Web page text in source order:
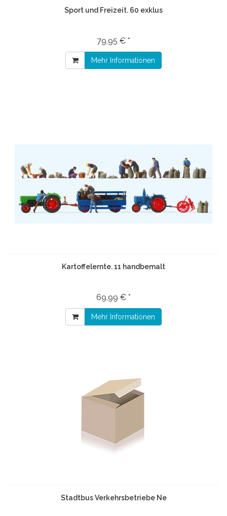
Sport und Freizeit. 60 exklus
79,95 € *
Mehr Informationen
Kartoffelernte. 11 handbemalt
69,99 € *
Mehr Informationen
Stadtbus Verkehrsbetriebe Ne